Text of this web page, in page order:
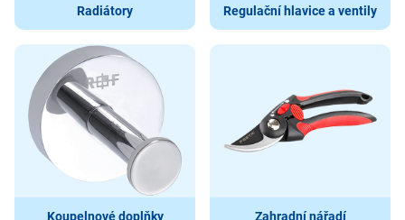
Radiátory Regulační hlavice a ventily
Koupelnové doplňky Zahradní nářadí